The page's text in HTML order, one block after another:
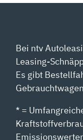
Bei ntv
Leasing-
Es gibt
* =